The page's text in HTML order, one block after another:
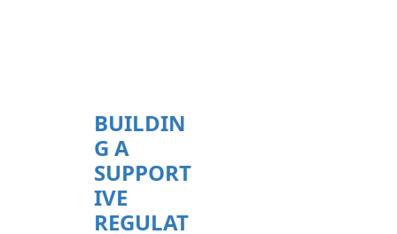
BUILDIN
G A
SUPPORT
IVE
REGULAT